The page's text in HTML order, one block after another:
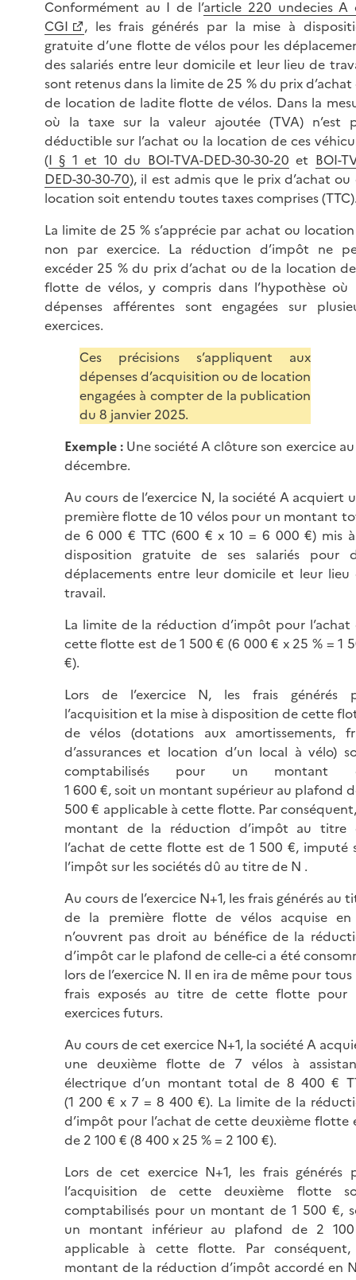
Conformément au I de l’article 220 undecies A
CGI
, les frais générés par la mise à
gratuite d’une flotte de vélos pour les
des salariés entre leur domicile et leur lieu de
sont retenus dans la limite de 25 %du prix d’achat
de location de ladite flotte de vélos. Dans la
où la taxe sur la valeur ajoutée (TVA) n’est
déductible sur l’achat ou la location de ces
(I § 1 et 10 du BOI-TVA-DED-30-30-20 et BOI-
DED-30-30-70), il est admis que le prix d’achat ou
location soit entendu toutes taxes comprises
La limite de 25 % s’apprécie par achat ou
non par exercice. La réduction d’impôt ne
excéder 25 % du prix d’achat ou de la location
flotte de vélos, y compris dans l’hypothèse où
dépenses afférentes sont engagées sur
exercices.
Ces précisions s’appliquent aux
dépenses d’acquisition ou de location
engagées à compter de la publication
du 8 janvier 2025.
Exemple :Une société A clôture son exercice au
décembre.
Au cours de l’exercice N, la société A acquiert
première flotte de 10 vélos pour un montant
de 6 000 € TTC (600 € x 10 = 6 000 €) mis
disposition gratuite de ses salariés pour
déplacements entre leur domicile et leur lieu
travail.
La limite de la réduction d’impôt pour l’achat
cette flotte est de 1 500 € (6 000 € x 25 % = 1
€).
Lors de l’exercice N, les frais générés
l’acquisition et la mise à disposition de cette
de vélos (dotations aux amortissements,
d’assurances et location d’un local à vélo)
comptabilisés pour un montant
1 600 €, soit un montant supérieur au plafond
500 € applicable à cette flotte. Par
montant de la réduction d’impôt au titre
l’achat de cette flotte est de 1 500 €, imputé
l’impôt sur les sociétés dû au titre de N .
Au cours de l’exercice N+1, les frais générés au
de la première flotte de vélos acquise
n’ouvrent pas droit au bénéfice de la
d’impôt car le plafond de celle-ci a été
lors de l’exercice N. Il en ira de même pour tous
frais exposés au titre de cette flotte pour
exercices futurs.
Au cours de cet exercice N+1, la société A
une deuxième flotte de 7 vélos à
électrique d’un montant total de 8 400 €
(1 200 € x 7 = 8 400 €). La limite de la
d’impôt pour l’achat de cette deuxième flotte
de 2 100 € (8 400 x 25 % = 2 100 €).
Lors de cet exercice N+1, les frais générés
l’acquisition de cette deuxième flotte
comptabilisés pour un montant de 1 500 €,
un montant inférieur au plafond de 2
applicable à cette flotte. Par
montant de la réduction d’impôt accordé en